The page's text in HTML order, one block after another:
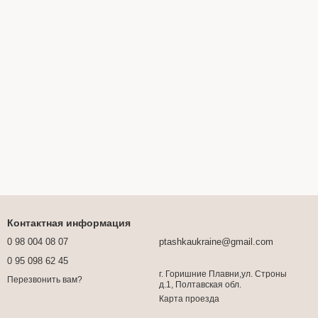
Контактная информация
0 98 004 08 07
0 95 098 62 45
Перезвонить вам?
ptashkaukraine@gmail.com
г. Горишние Плавни,ул. Строны
д.1, Полтавская обл.
Карта проезда